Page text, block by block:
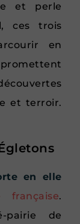
et perle
ces trois
en
et terroir.
en elle
.
pairie de